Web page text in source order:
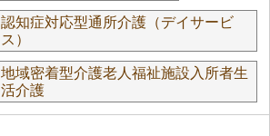
認知症対応型通所介護（デイサービ
ス）
地域密着型介護老人福祉施設入所者生
活介護